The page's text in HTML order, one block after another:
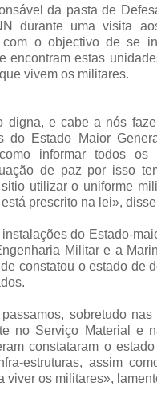
da pasta de
durante uma visita
o objectivo de se
encontram estas
vivem os militares.
digna, e cabe a nós
do Estado Maior
informar todos os
de paz por isso
utilizar o uniforme
prescrito na lei»,
do Estado-
Militar e a
constatou o estado de
sobretudo
no Serviço Material e
constataram o
estruturas, assim
viver os militares»,